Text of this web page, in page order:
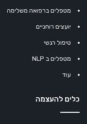
מטפלים ברפואה משלימה
יועצים רוחניים
טיפול רגשי
מטפלים ב NLP
עוד
כלים להעצמה